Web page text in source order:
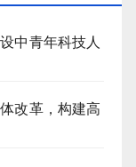
中青年科技人
改革，构建高